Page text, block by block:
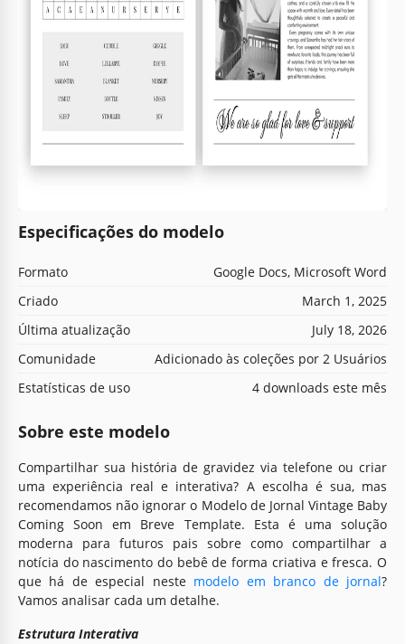
Especificações do modelo
Formato
Google Docs, Microsoft Word
Criado
March 1, 2025
Última atualização
July 18, 2026
Comunidade
Adicionado às coleções por 2 Usuários
Estatísticas de uso
4 downloads este mês
Sobre este modelo
Compartilhar sua história de gravidez via telefone ou criar
uma experiência real e interativa? A escolha é sua, mas
recomendamos não ignorar o Modelo de Jornal Vintage Baby
Coming Soon em Breve Template. Esta é uma solução
moderna para futuros pais sobre como compartilhar a
notícia do nascimento do bebê de forma criativa e fresca. O
que há de especial neste modelo em branco de jornal?
Vamos analisar cada um detalhe.
Estrutura Interativa